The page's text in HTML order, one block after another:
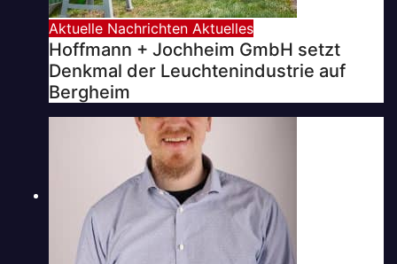
Aktuelle Nachrichten Aktuelles
Hoffmann + Jochheim GmbH setzt
Denkmal der Leuchtenindustrie auf
Bergheim